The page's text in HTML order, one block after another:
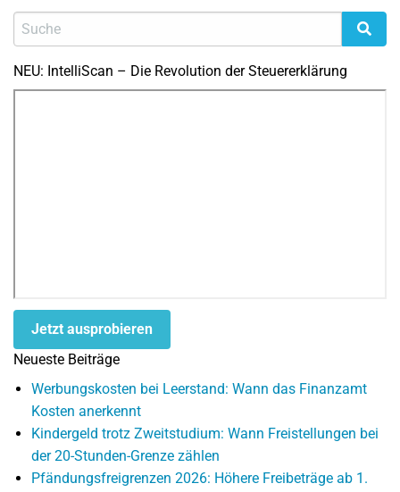
NEU: IntelliScan – Die Revolution der Steuererklärung
Jetzt ausprobieren
Neueste Beiträge
Werbungskosten bei Leerstand: Wann das Finanzamt
Kosten anerkennt
Kindergeld trotz Zweitstudium: Wann Freistellungen bei
der 20-Stunden-Grenze zählen
Pfändungsfreigrenzen 2026: Höhere Freibeträge ab 1.